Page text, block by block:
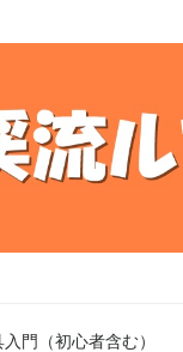
門（初心者含む）